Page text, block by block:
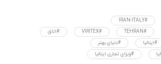
#IRAN-ITALY
#TEHRAN
#VIRITEX
#اتاق
#ایتالیا
#دنیای بهتر
#ویزای تجاری ایتالیا